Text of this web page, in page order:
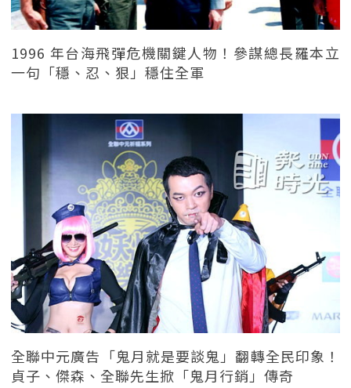
1996 年台海飛彈危機關鍵人物！參謀總長羅本立
一句「穩、忍、狠」穩住全軍
全聯中元廣告「鬼月就是要談鬼」翻轉全民印象！
貞子、傑森、全聯先生掀「鬼月行銷」傳奇